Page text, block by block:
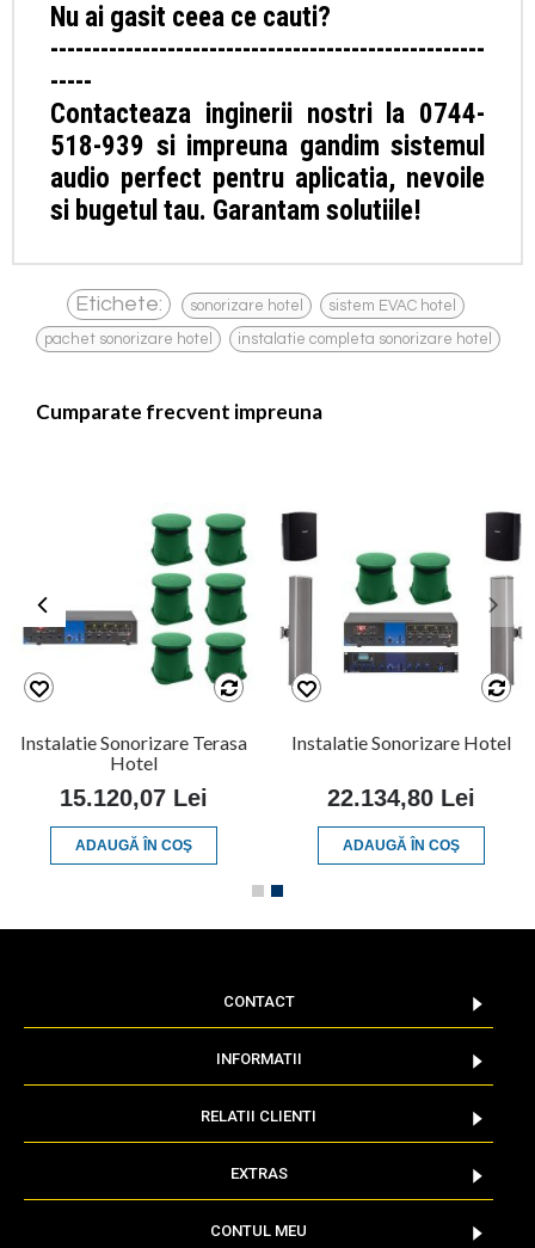
Nu ai gasit ceea ce cauti?
----------------------------------------------------
-----
Contacteaza inginerii nostri la 0744-
518-939 si impreuna gandim sistemul
audio perfect pentru aplicatia, nevoile
si bugetul tau. Garantam solutiile!
Etichete: sonorizare hotel sistem EVAC hotel
pachet sonorizare hotel , instalatie completa sonorizare hotel
Cumparate frecvent impreuna
Instalatie Sonorizare Terasa
Hotel
15.120,07 Lei
ADAUGĂ ÎN COŞ
Instalatie Sonorizare Hotel
22.134,80 Lei
ADAUGĂ ÎN COŞ
CONTACT
INFORMATII
RELATII CLIENTI
EXTRAS
CONTUL MEU